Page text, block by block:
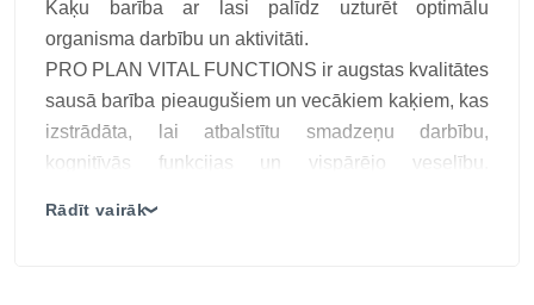
Kaķu barība ar lasi palīdz uzturēt optimālu
organisma darbību un aktivitāti.
PRO PLAN VITAL FUNCTIONS ir augstas kvalitātes
sausā barība pieaugušiem un vecākiem kaķiem, kas
izstrādāta, lai atbalstītu smadzeņu darbību,
kognitīvās funkcijas un vispārējo veselību.
Rādīt vairāk❯